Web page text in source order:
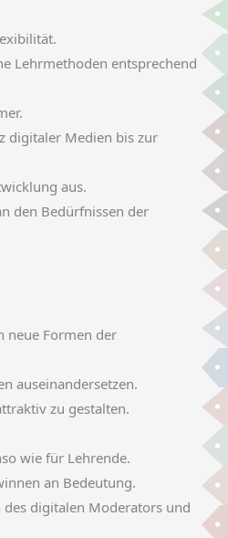
Lehrmethoden entsprechend
digitaler Medien bis zur
aus.
den Bedürfnissen der
neue Formen der
auseinandersetzen.
zu gestalten.
wie für Lehrende.
an Bedeutung.
digitalen Moderators und